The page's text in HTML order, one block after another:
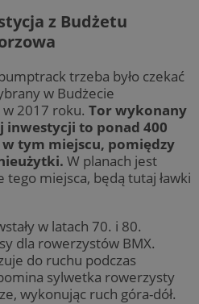
z Budżetu
trzeba było czekać
w Budżecie
2017 roku. Tor wykonany
inwestycji to ponad 400
w tym miejscu, pomiędzy
W planach jest
tego miejsca, będą tutaj ławki
w latach 70. i 80.
dla rowerzystów BMX.
do ruchu podczas
sylwetka rowerzysty
wykonując ruch góra-dół.